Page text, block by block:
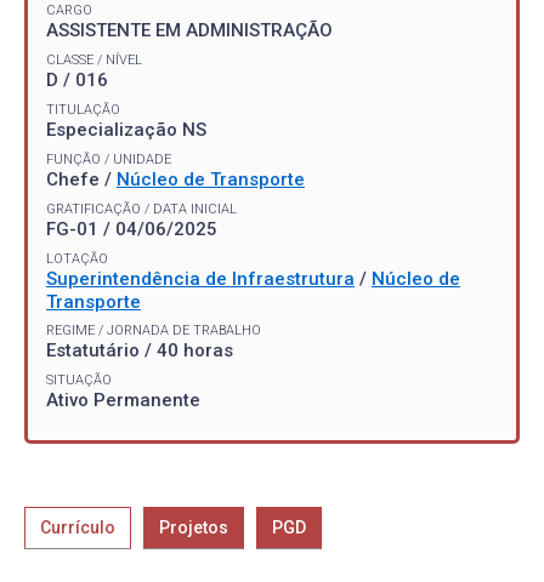
CARGO
ASSISTENTE EM ADMINISTRAÇÃO
CLASSE / NÍVEL
D / 016
TITULAÇÃO
Especialização NS
FUNÇÃO / UNIDADE
Chefe / Núcleo de Transporte
GRATIFICAÇÃO / DATA INICIAL
FG-01 / 04/06/2025
LOTAÇÃO
Superintendência de Infraestrutura / Núcleo de
Transporte
REGIME / JORNADA DE TRABALHO
Estatutário / 40 horas
SITUAÇÃO
Ativo Permanente
Currículo Projetos PGD